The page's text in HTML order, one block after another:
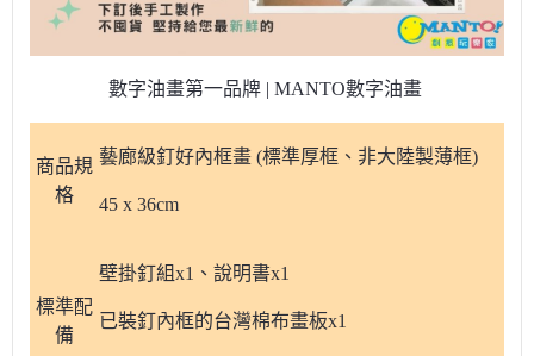
數字油畫第一品牌 | MANTO數字油畫
商品規
格
藝廊級釘好內框畫 (標準厚框、非大陸製薄框)
45 x 36cm
標準配
備
壁掛釘組x1、說明書x1
已裝釘內框的台灣棉布畫板x1